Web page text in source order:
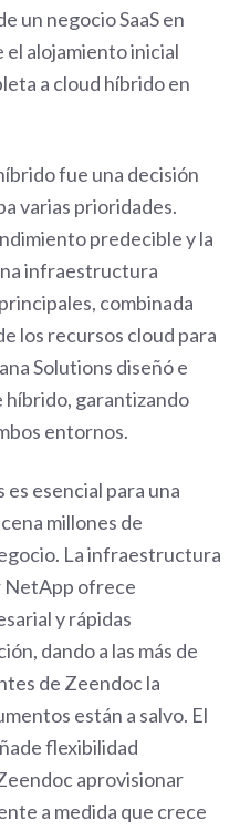
un negocio SaaS en
alojamiento inicial
a cloud híbrido en
fue una decisión
varias prioridades.
predecible y la
infraestructura
combinada
los recursos cloud para
Solutions diseñó e
garantizando
entornos.
esencial para una
millones de
La infraestructura
NetApp ofrece
y rápidas
dando a las más de
de Zeendoc la
están a salvo. El
flexibilidad
aprovisionar
a medida que crece